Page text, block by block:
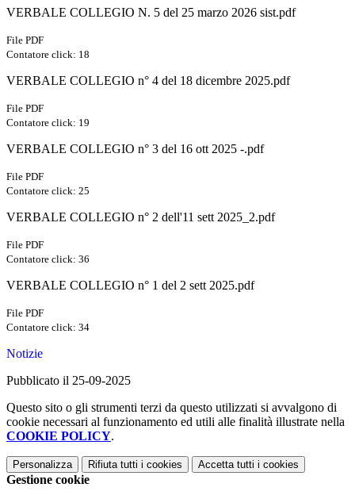
VERBALE COLLEGIO N. 5 del 25 marzo 2026 sist.pdf
File PDF
Contatore click: 18
VERBALE COLLEGIO n° 4 del 18 dicembre 2025.pdf
File PDF
Contatore click: 19
VERBALE COLLEGIO n° 3 del 16 ott 2025 -.pdf
File PDF
Contatore click: 25
VERBALE COLLEGIO n° 2 dell'11 sett 2025_2.pdf
File PDF
Contatore click: 36
VERBALE COLLEGIO n° 1 del 2 sett 2025.pdf
File PDF
Contatore click: 34
Notizie
Pubblicato il 25-09-2025
Questo sito o gli strumenti terzi da questo utilizzati si avvalgono di
cookie necessari al funzionamento ed utili alle finalità illustrate nella
COOKIE POLICY.
Personalizza Rifiuta tutti i cookies Accetta tutti i cookies
Gestione cookie